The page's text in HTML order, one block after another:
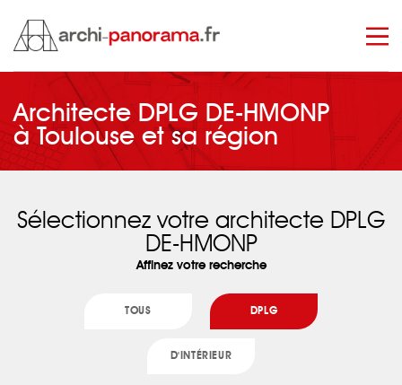
manage_search
Architecte DPLG DE-HMONP
à Toulouse et sa région
Sélectionnez votre architecte DPLG
DE-HMONP
Affinez votre recherche
TOUS DPLG
D'INTÉRIEUR